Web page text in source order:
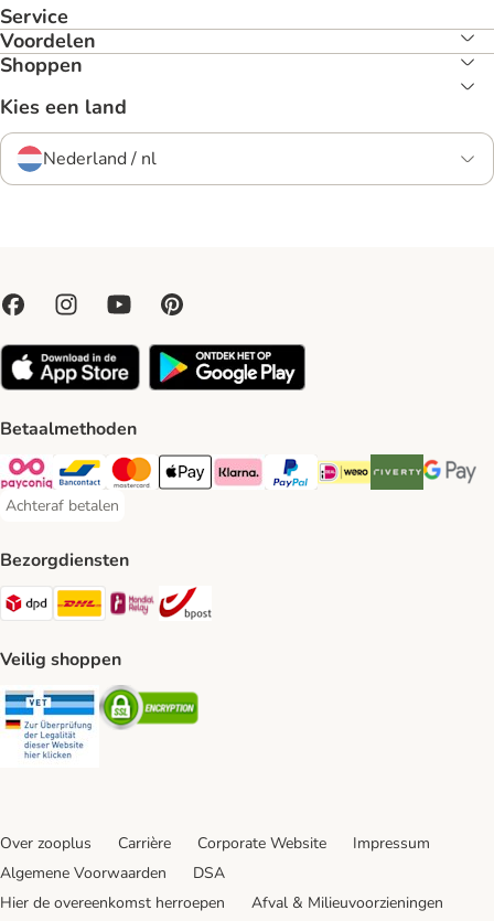
Service
Voordelen
Shoppen
Kies een land
Nederland / nl
Betaalmethoden
Payconiq Payment Method
Bancontact Payment Method
Mastercard Payment Method
Apple Pay Payment Method
Klarna Payment Method
PayPal Payment Method
iDeal Payment Method
Riverty Payment
Google
Achteraf betalen
Achteraf betalen Payment Method
Bezorgdiensten
Dpd Shipping Method
DHL Shipping Method
Mondial Relay Shipping Method
Veilig shoppen
Security Security
Over zooplus Carrière Corporate Website
Impressum
Algemene Voorwaarden
DSA
Hier de overeenkomst herroepen
Afval & Milieuvoorzieningen